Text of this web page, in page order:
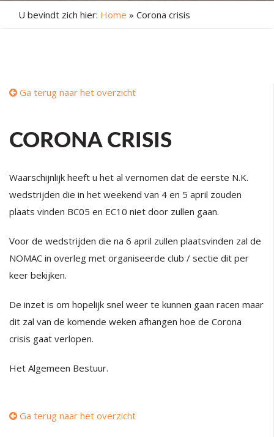
U bevindt zich hier: Home » Corona crisis
Ga terug naar het overzicht
CORONA CRISIS
Waarschijnlijk heeft u het al vernomen dat de eerste N.K.
wedstrijden die in het weekend van 4 en 5 april zouden
plaats vinden BC05 en EC10 niet door zullen gaan.
Voor de wedstrijden die na 6 april zullen plaatsvinden zal de
NOMAC in overleg met organiseerde club / sectie dit per
keer bekijken.
De inzet is om hopelijk snel weer te kunnen gaan racen maar
dit zal van de komende weken afhangen hoe de Corona
crisis gaat verlopen.
Het Algemeen Bestuur.
Ga terug naar het overzicht